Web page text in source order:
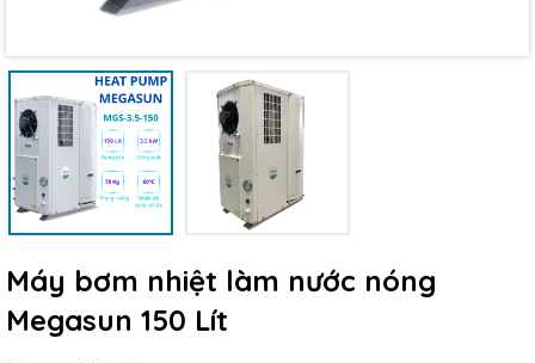
Máy bơm nhiệt làm nước nóng
Megasun 150 Lít
Ngày hết hạn:
Điều kiện: